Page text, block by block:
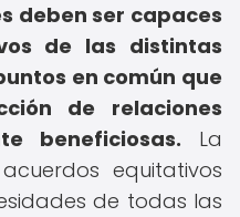
deben ser capaces
de las distintas
en común que
de relaciones
beneficiosas. La
equitativos
de todas las